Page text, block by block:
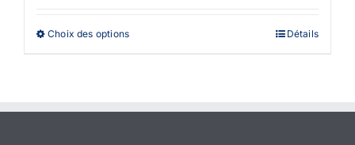
Choix des optionsCe
Détails